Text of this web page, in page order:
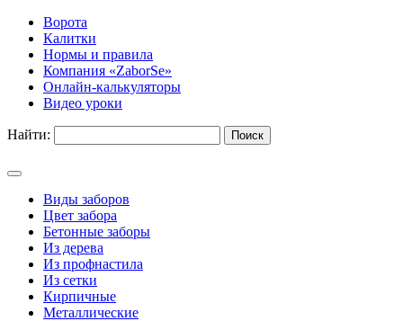
Ворота
Калитки
Нормы и правила
Компания «ZaborSe»
Онлайн-калькуляторы
Видео уроки
Найти:
Виды заборов
Цвет забора
Бетонные заборы
Из дерева
Из профнастила
Из сетки
Кирпичные
Металлические